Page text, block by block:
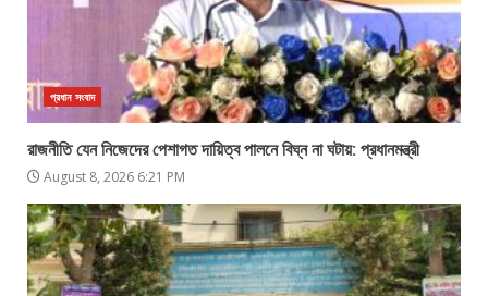
প্রধান সংবাদ
রাজনীতি যেন নিজেদের পেশাগত দায়িত্ব পালনে বিঘ্ন না ঘটায়: প্রধানমন্ত্রী
August 8, 2026 6:21 PM